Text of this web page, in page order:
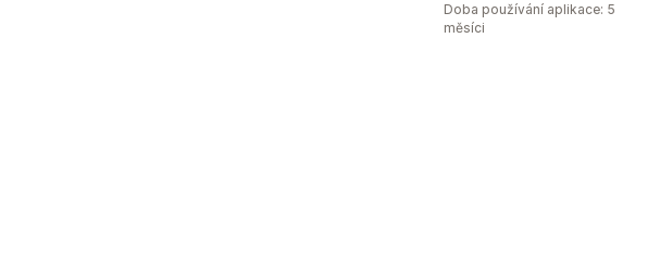
Doba používání aplikace: 5
měsíci